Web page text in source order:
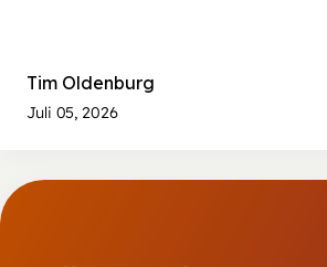
Tim Oldenburg
Juli 05, 2026